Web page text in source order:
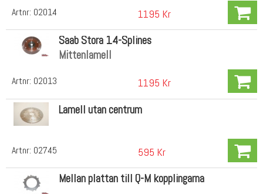
Artnr: 02014 1195 Kr
Artnr: 02013
Saab Stora 14-Splines
Mittenlamell
1195 Kr
Artnr: 02745
Lamell utan centrum
595 Kr
Mellan plattan till Q-M kopplingarna